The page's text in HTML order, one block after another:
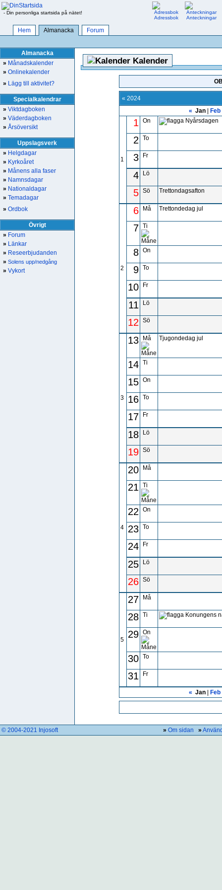
- Din personliga startsida på nätet!
Adressbok
Anteckningar
Hem Almanacka Forum
Almanacka
» Månadskalender
» Onlinekalender
» Lägg till aktivitet?
Specialkalendrar
» Viktdagboken
» Väderdagboken
» Årsöversikt
Uppslagsverk
» Helgdagar
» Kyrkoåret
» Månens alla faser
» Namnsdagar
» Nationaldagar
» Temadagar
» Ordbok
Övrigt
» Forum
» Länkar
» Reseerbjudanden
» Solens upp/nedgång
» Vykort
Kalender
« 2024
« Jan| Feb
1
1 On Nyårsdagen
2 To
3 Fr
4 Lö
5 Sö Trettondagsafton
2
6 Må Trettondedag jul
7 Ti
8 On
9 To
10 Fr
11 Lö
12 Sö
3
13 Må Tjugondedag jul
14 Ti
15 On
16 To
17 Fr
18 Lö
19 Sö
4
20 Må
21 Ti
22 On
23 To
24 Fr
25 Lö
26 Sö
5
27 Må
28 Ti Konungens
29 On
30 To
31 Fr
« Jan| Feb
© 2004-2021 Injosoft » Om sidan »